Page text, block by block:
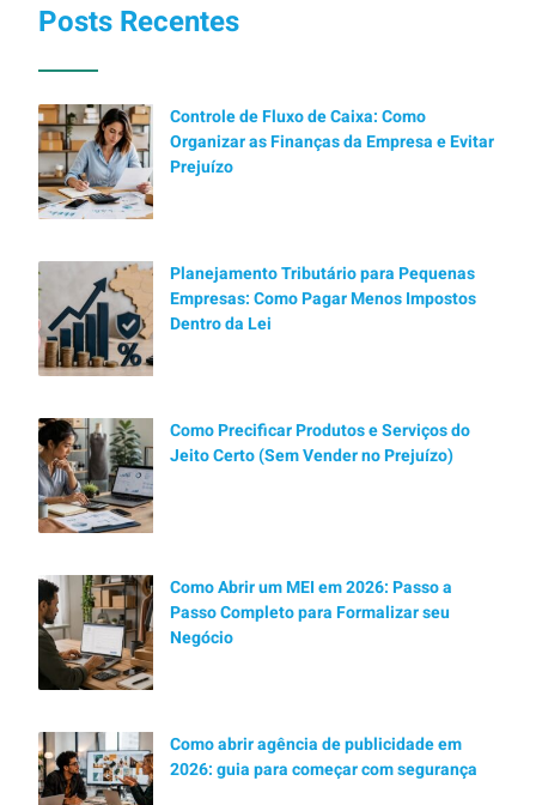
Posts Recentes
Controle de Fluxo de Caixa: Como
Organizar as Finanças da Empresa e Evitar
Prejuízo
Planejamento Tributário para Pequenas
Empresas: Como Pagar Menos Impostos
Dentro da Lei
Como Precificar Produtos e Serviços do
Jeito Certo (Sem Vender no Prejuízo)
Como Abrir um MEI em 2026: Passo a
Passo Completo para Formalizar seu
Negócio
Como abrir agência de publicidade em
2026: guia para começar com segurança